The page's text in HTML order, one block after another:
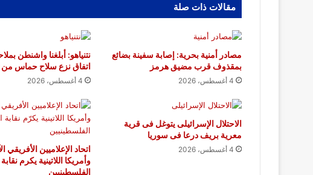
مقالات ذات صلة
مصادر أمنية بحرية: إصابة سفينة بضائع
بمقذوف قرب مضيق هرمز
4 أغسطس، 2026
نتنياهو: أبلغنا واشنطن
اتفاق نزع سلاح حماس من
4 أغسطس، 2026
الاحتلال الإسرائيلى يتوغل فى قرية
معرية بريف درعا فى سوريا
4 أغسطس، 2026
اتحاد الإعلاميين الأفريقي
وأمريكا اللاتينية يكرم
الفلسطينيين